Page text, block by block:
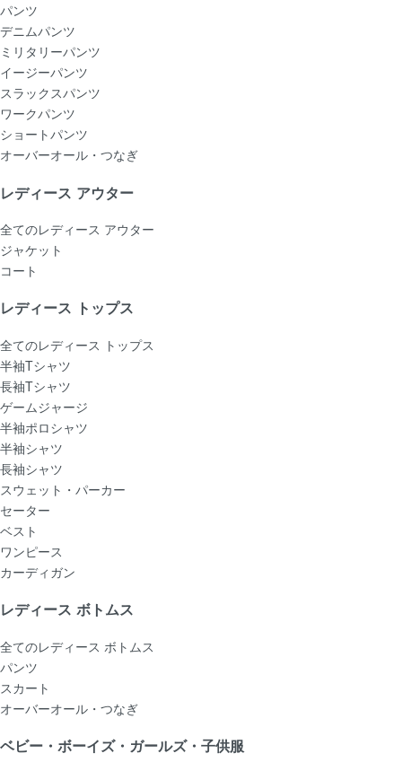
パンツ
デニムパンツ
ミリタリーパンツ
イージーパンツ
スラックスパンツ
ワークパンツ
ショートパンツ
オーバーオール・つなぎ
レディース アウター
全てのレディース アウター
ジャケット
コート
レディース トップス
全てのレディース トップス
半袖Tシャツ
長袖Tシャツ
ゲームジャージ
半袖ポロシャツ
半袖シャツ
長袖シャツ
スウェット・パーカー
セーター
ベスト
ワンピース
カーディガン
レディース ボトムス
全てのレディース ボトムス
パンツ
スカート
オーバーオール・つなぎ
ベビー・ボーイズ・ガールズ・子供服